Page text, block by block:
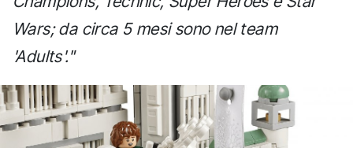
Wars; da circa 5 mesi sono nel team
'Adults'."